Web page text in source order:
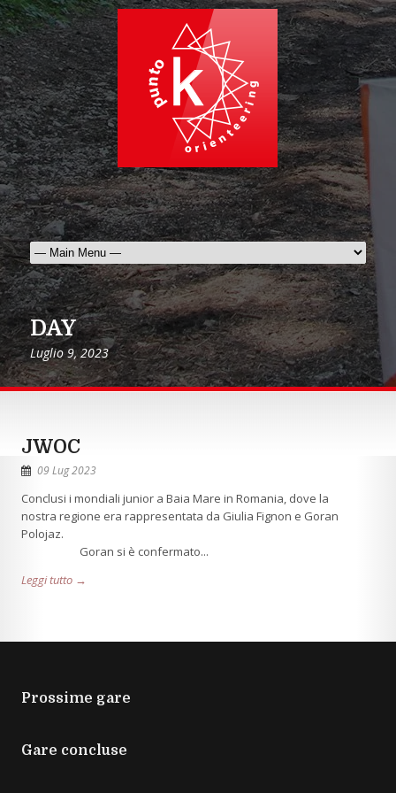
DAY
Luglio 9, 2023
JWOC
09 Lug 2023
Conclusi i mondiali junior a Baia Mare in Romania, dove la
nostra regione era rappresentata da Giulia Fignon e Goran
Polojaz.
Goran si è confermato...
Leggi tutto →
Prossime gare
Gare concluse